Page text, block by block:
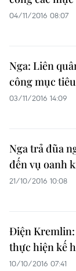
04/11/2016 08:07
Nga: Liên
công mục
03/11/2016 14:09
Nga trả đũa
đến vụ oanh
21/10/2016 10:08
Điện
thực hiện kế
10/10/2016 07:41